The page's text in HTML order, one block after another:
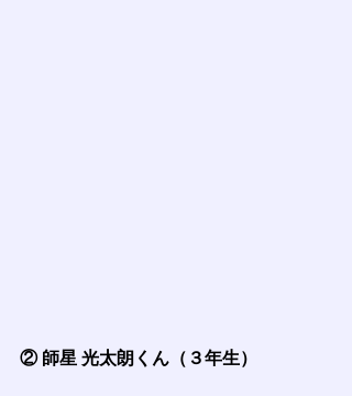
② 師星 光太朗くん（３年生）